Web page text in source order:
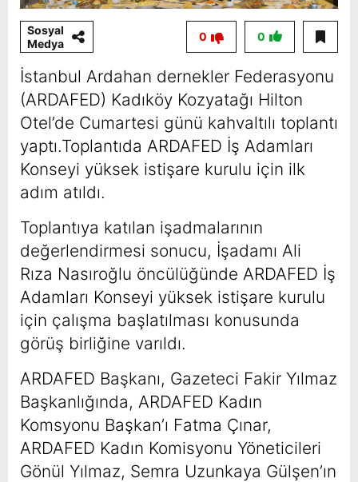
Sosyal
Medya
0
0
İstanbul Ardahan dernekler Federasyonu
(ARDAFED) Kadıköy Kozyatağı Hilton
Otel’de Cumartesi günü kahvaltılı toplantı
yaptı.Toplantıda ARDAFED İş Adamları
Konseyi yüksek istişare kurulu için ilk
adım atıldı.
Toplantıya katılan işadmalarının
değerlendirmesi sonucu, İşadamı Ali
Rıza Nasıroğlu öncülüğünde ARDAFED İş
Adamları Konseyi yüksek istişare kurulu
için çalışma başlatılması konusunda
görüş birliğine varıldı.
ARDAFED Başkanı, Gazeteci Fakir Yılmaz
Başkanlığında, ARDAFED Kadın
Komsyonu Başkan’ı Fatma Çınar,
ARDAFED Kadın Komisyonu Yöneticileri
Gönül Yılmaz, Semra Uzunkaya Gülşen’ın